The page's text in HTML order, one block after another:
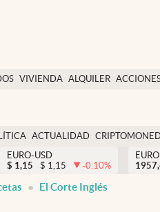
VIVIENDA ALQUILER
ACTUALIDAD
EURO-USD
$ 1,15 $ 1,15 -0.10%
El Corte Inglés